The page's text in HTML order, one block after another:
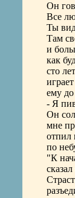
Он
Все
Ты
Там
и
как
сто
ему
- Я
Он
мне
отпил
по
"К